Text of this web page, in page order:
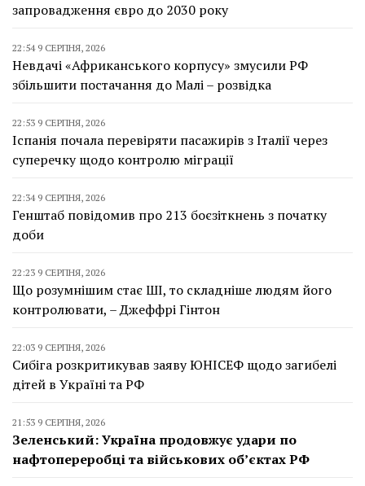
запровадження євро до 2030 року
22:54 9 СЕРПНЯ, 2026
Невдачі «Африканського корпусу» змусили РФ
збільшити постачання до Малі – розвідка
22:53 9 СЕРПНЯ, 2026
Іспанія почала перевіряти пасажирів з Італії через
суперечку щодо контролю міграції
22:34 9 СЕРПНЯ, 2026
Генштаб повідомив про 213 боєзіткнень з початку
доби
22:23 9 СЕРПНЯ, 2026
Що розумнішим стає ШІ, то складніше людям його
контролювати, – Джеффрі Гінтон
22:03 9 СЕРПНЯ, 2026
Сибіга розкритикував заяву ЮНІСЕФ щодо загибелі
дітей в Україні та РФ
21:53 9 СЕРПНЯ, 2026
Зеленський: Україна продовжує удари по
нафтопереробці та військових об’єктах РФ